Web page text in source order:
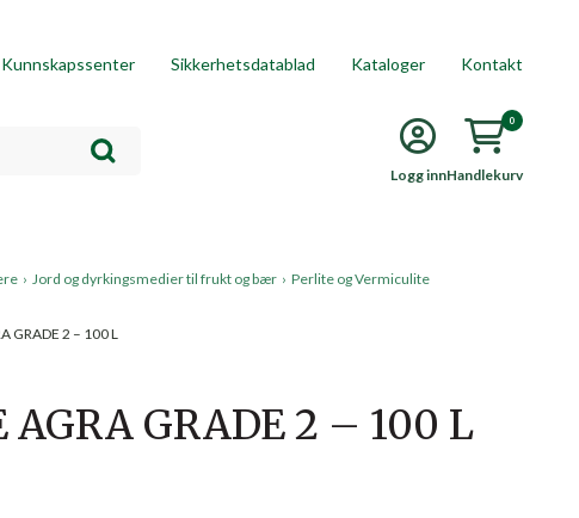
Kunnskapssenter Sikkerhetsdatablad Kataloger Kontakt
Logg innHandlekurv
0
› Jord og dyrkingsmedier til frukt og bær › Perlite og Vermiculite
GRADE 2 – 100 L
AGRA GRADE 2 – 100 L